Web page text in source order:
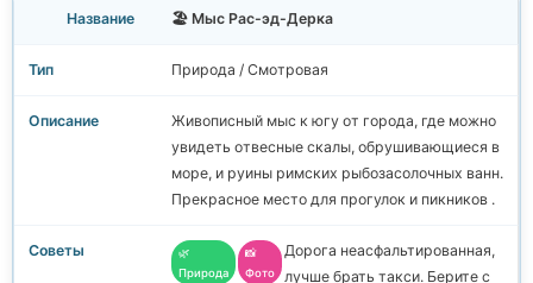
🏖️ Мыс Рас-эд-Дерка
Природа / Смотровая
Живописный мыс к югу от города, где можно
увидеть отвесные скалы, обрушивающиеся в
море, и руины римских рыбозасолочных ванн.
Прекрасное место для прогулок и пикников .
🌿
Природа
📸
Фото
Дорога неасфальтированная,
лучше брать такси. Берите с